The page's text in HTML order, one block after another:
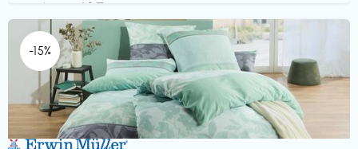
Endet in
<60 Tagen
-15%